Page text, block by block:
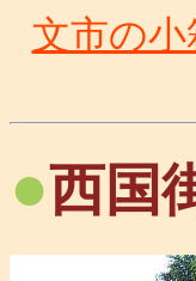
文市の小
●西国